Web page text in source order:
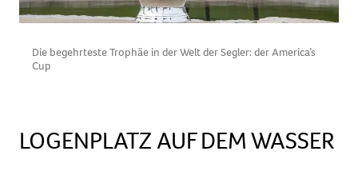
Die begehrteste Trophäe in der Welt der Segler: der America’s
Cup
LOGENPLATZ AUF DEM WASSER